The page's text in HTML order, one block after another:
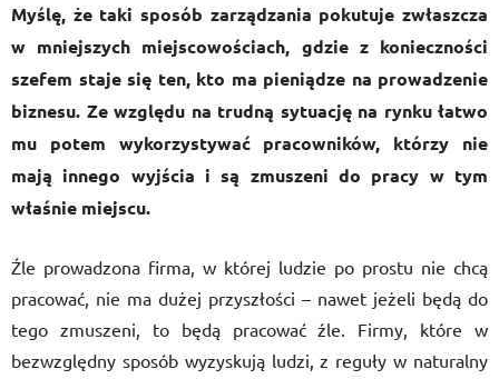
Myślę, że taki sposób zarządzania pokutuje zwłaszcza
w mniejszych miejscowościach, gdzie z konieczności
szefem staje się ten, kto ma pieniądze na prowadzenie
biznesu. Ze względu na trudną sytuację na rynku łatwo
mu potem wykorzystywać pracowników, którzy nie
mają innego wyjścia i są zmuszeni do pracy w tym
właśnie miejscu.
Źle prowadzona firma, w której ludzie po prostu nie chcą
pracować, nie ma dużej przyszłości – nawet jeżeli będą do
tego zmuszeni, to będą pracować źle. Firmy, które w
bezwzględny sposób wyzyskują ludzi, z reguły w naturalny